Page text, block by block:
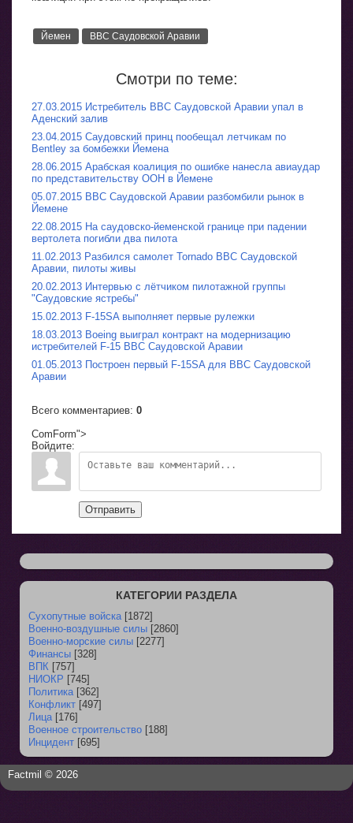
Йемен ВВС Саудовской Аравии
Смотри по теме:
27.03.2015 Истребитель ВВС Саудовской Аравии упал в
Аденский залив
23.04.2015 Саудовский принц пообещал летчикам по
Bentley за бомбежки Йемена
28.06.2015 Арабская коалиция по ошибке нанесла авиаудар
по представительству ООН в Йемене
05.07.2015 ВВС Саудовской Аравии разбомбили рынок в
Йемене
22.08.2015 На саудовско-йеменской границе при падении
вертолета погибли два пилота
11.02.2013 Разбился самолет Tornado ВВС Саудовской
Аравии, пилоты живы
20.02.2013 Интервью с лётчиком пилотажной группы
"Саудовские ястребы"
15.02.2013 F-15SA выполняет первые рулежки
18.03.2013 Boeing выиграл контракт на модернизацию
истребителей F-15 ВВС Саудовской Аравии
01.05.2013 Построен первый F-15SA для ВВС Саудовской
Аравии
Всего комментариев: 0
ComForm">
Войдите:
Отправить
КАТЕГОРИИ РАЗДЕЛА
Сухопутные войска [1872]
Военно-воздушные силы [2860]
Военно-морские силы [2277]
Финансы [328]
ВПК [757]
НИОКР [745]
Политика [362]
Конфликт [497]
Лица [176]
Военное строительство [188]
Инцидент [695]
Factmil © 2026